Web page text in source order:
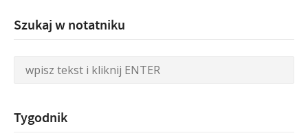
Szukaj w notatniku
Tygodnik